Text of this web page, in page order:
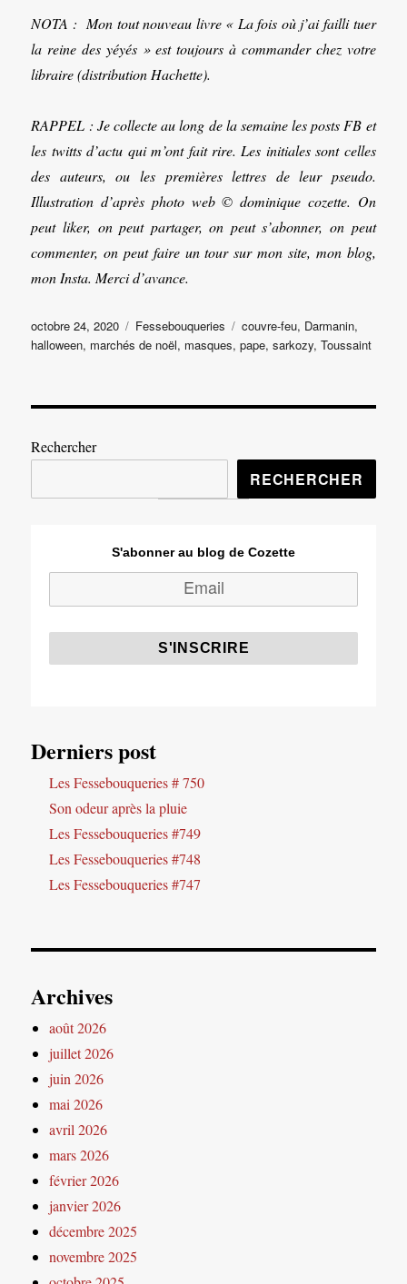
NOTA : Mon tout nouveau livre « La fois où j’ai failli tuer
la reine des yéyés » est toujours à commander chez votre
libraire (distribution Hachette).
RAPPEL : Je collecte au long de la semaine les posts FB et
les twitts d’actu qui m’ont fait rire. Les initiales sont celles
des auteurs, ou les premières lettres de leur pseudo.
Illustration d’après photo web © dominique cozette. On
peut liker, on peut partager, on peut s’abonner, on peut
commenter, on peut faire un tour sur mon site, mon blog,
mon Insta. Merci d’avance.
Publié
le
octobre 24, 2020 Catégories
Fessebouqueries Étiquettes
couvre-feu, Darmanin,
halloween, marchés de noël, masques,pape,sarkozy,Toussaint
Rechercher
RECHERCHER
S'abonner au blog de Cozette
Derniers post
Les Fessebouqueries # 750
Son odeur après la pluie
Les Fessebouqueries #749
Les Fessebouqueries #748
Les Fessebouqueries #747
Archives
août 2026
juillet 2026
juin 2026
mai 2026
avril 2026
mars 2026
février 2026
janvier 2026
décembre 2025
novembre 2025